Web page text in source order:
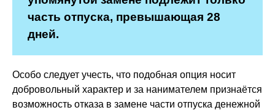
часть отпуска, превышающая 28
дней.
Особо следует учесть, что подобная опция носит
добровольный характер и за нанимателем признаётся
возможность отказа в замене части отпуска денежной